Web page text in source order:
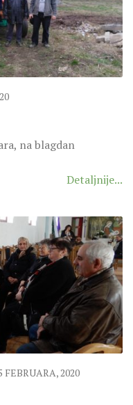
na blagdan
Detaljnije...
FEBRUARA, 2020